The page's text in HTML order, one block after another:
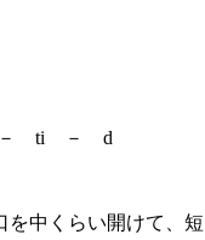
ti － d
中くらい開けて、短